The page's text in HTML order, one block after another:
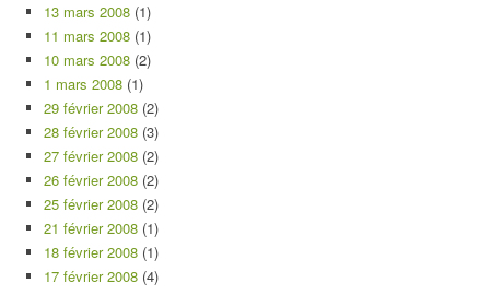
13 mars 2008 (1)
11 mars 2008 (1)
10 mars 2008 (2)
1 mars 2008 (1)
29 février 2008 (2)
28 février 2008 (3)
27 février 2008 (2)
26 février 2008 (2)
25 février 2008 (2)
21 février 2008 (1)
18 février 2008 (1)
17 février 2008 (4)